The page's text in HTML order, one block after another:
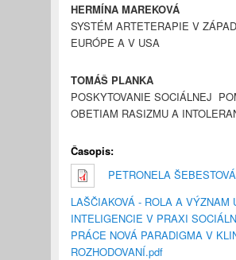
HERMÍNA MAREKOVÁ
SYSTÉM ARTETERAPIE V
EURÓPE A V USA
TOMÁŠ PLANKA
POSKYTOVANIE SOCIÁLNEJ
OBETIAM RASIZMU A
Časopis:
PETRONELA
LAŠČIAKOVÁ - ROLA A VÝZNAM
INTELIGENCIE V PRAXI
PRÁCE NOVÁ PARADIGMA V
ROZHODOVANÍ.pdf